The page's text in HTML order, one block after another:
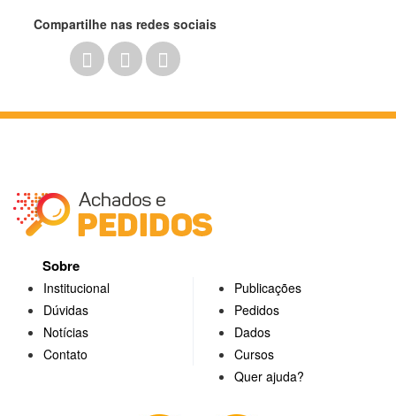
Compartilhe nas redes sociais
Sobre
Institucional
Dúvidas
Notícias
Contato
Publicações
Pedidos
Dados
Cursos
Quer ajuda?